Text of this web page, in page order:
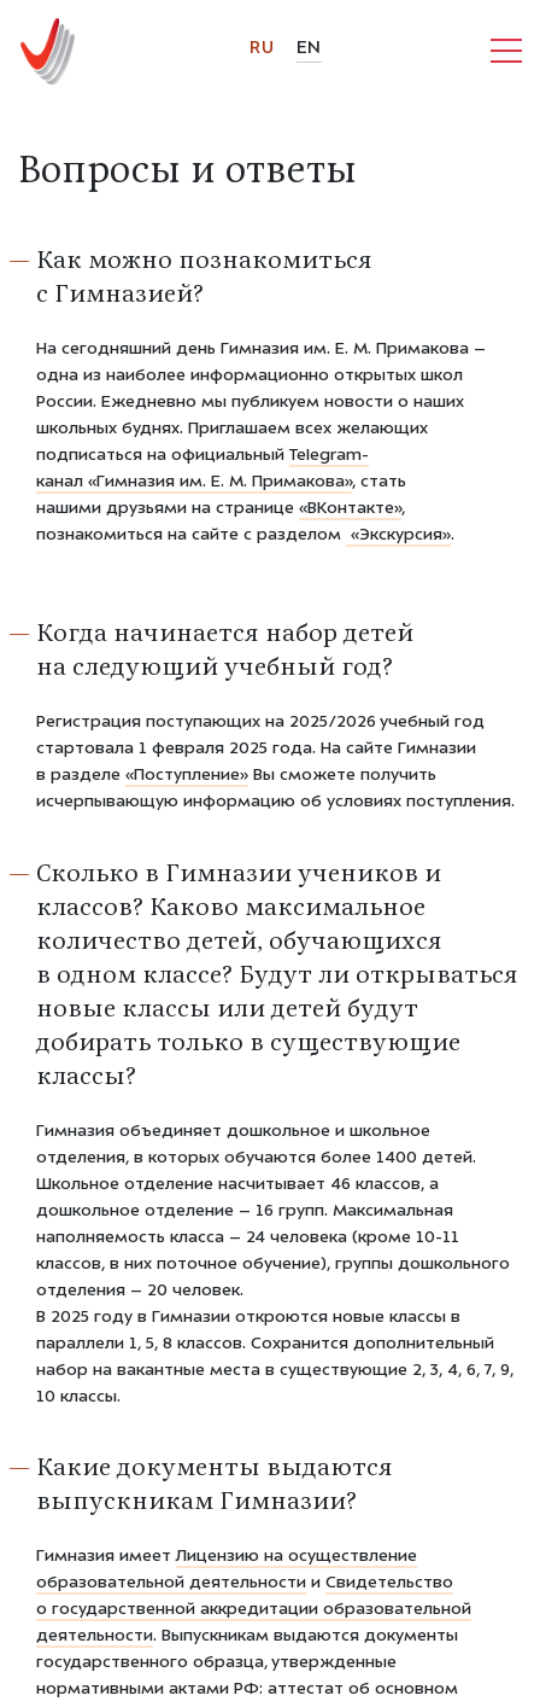
RU EN
Вопросы и ответы
Как можно познакомиться
с Гимназией?
На сегодняшний день Гимназия им. Е. М. Примакова –
одна из наиболее информационно открытых школ
России. Ежедневно мы публикуем новости о наших
школьных буднях. Приглашаем всех желающих
подписаться на официальный Telegram-
канал «Гимназия им. Е. М. Примакова», стать
нашими друзьями на странице «ВКонтакте»,
познакомиться на сайте с разделом «Экскурсия».
Когда начинается набор детей
на следующий учебный год?
Регистрация поступающих на 2025/2026 учебный год
стартовала 1 февраля 2025 года. На сайте Гимназии
в разделе «Поступление» Вы сможете получить
исчерпывающую информацию об условиях поступления.
Сколько в Гимназии учеников и
классов? Каково максимальное
количество детей, обучающихся
в одном классе? Будут ли открываться
новые классы или детей будут
добирать только в существующие
классы?
Гимназия объединяет дошкольное и школьное
отделения, в которых обучаются более 1400 детей.
Школьное отделение насчитывает 46 классов, а
дошкольное отделение – 16 групп. Максимальная
наполняемость класса – 24 человека (кроме 10-11
классов, в них поточное обучение), группы дошкольного
отделения – 20 человек.
В 2025 году в Гимназии откроются новые классы в
параллели 1, 5, 8 классов. Сохранится дополнительный
набор на вакантные места в существующие 2, 3, 4, 6, 7, 9,
10 классы.
Какие документы выдаются
выпускникам Гимназии?
Гимназия имеетЛицензию на осуществление
образовательной деятельности и Свидетельство
о государственной аккредитации образовательной
деятельности. Выпускникам выдаются документы
государственного образца, утвержденные
нормативными актами РФ: аттестат об основном